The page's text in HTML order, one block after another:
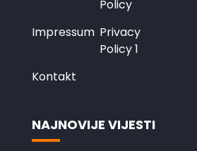
Policy
Impressum Privacy
Policy 1
Kontakt
NAJNOVIJE VIJESTI